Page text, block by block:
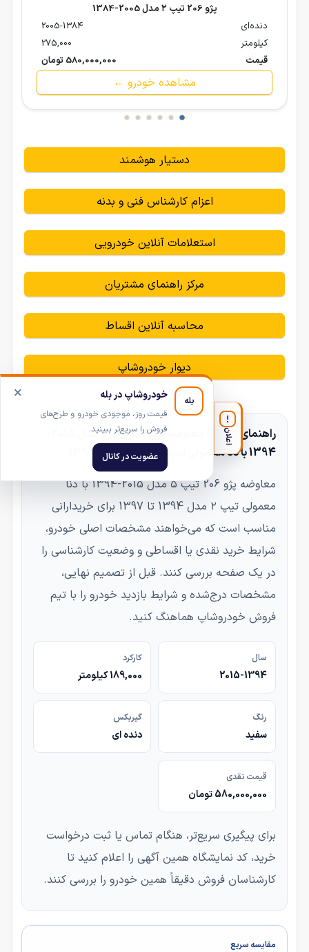
پژو 206 تیپ ۲ مدل 2005-1384
دنده‌ای
2005-1384
کیلومتر
275,000
قیمت
580,000,000 تومان
مشاهده خودرو ←
دستیار هوشمند
اعزام کارشناس فنی و بدنه
استعلامات آنلاین خودرویی
مرکز راهنمای مشتریان
محاسبه آنلاین اقساط
دیوار خودروشاپ
1394 با دنا معمولی تیپ ۲ مدل 1394 تا 1397
معاوضه پژو 206 تیپ ۵ مدل 2015-1394 با دنا
معمولی تیپ ۲ مدل 1394 تا 1397 برای خریدارانی
مناسب است که می‌خواهند مشخصات اصلی خودرو،
شرایط خرید نقدی یا اقساطی و وضعیت کارشناسی را
در یک صفحه بررسی کنند. قبل از تصمیم نهایی،
مشخصات درج‌شده و شرایط بازدید خودرو را با تیم
فروش خودروشاپ هماهنگ کنید.
سال
2015-1394
کارکرد
189,000 کیلومتر
رنگ
سفید
گیربکس
دنده ای
قیمت نقدی
580,000,000 تومان
برای پیگیری سریع‌تر، هنگام تماس یا ثبت درخواست
خرید، کد نمایشگاه همین آگهی را اعلام کنید تا
کارشناسان فروش دقیقاً همین خودرو را بررسی کنند.
مقایسه سریع
!
اعلان
× بله خودروشاپ در بله
قیمت روز، موجودی خودرو و طرح‌های
فروش را سریع‌تر ببینید.
عضویت در کانال